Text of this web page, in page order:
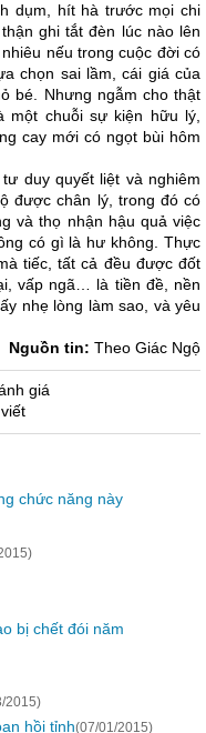
dụm, hít hà trước mọi chi
ghi tắt đèn lúc nào lên
nếu trong cuộc đời có
chọn sai lầm, cái giá của
bé. Nhưng ngẫm cho thật
chuỗi sự kiện hữu lý,
cay mới có ngọt bùi hôm
duy quyết liệt và nghiêm
được chân lý, trong đó có
và thọ nhận hậu quả việc
có gì là hư không. Thực
tiếc, tất cả đều được đốt
vấp ngã… là tiền đề, nền
nhẹ lòng làm sao, và yêu
Nguồn tin: Theo Giác Ngộ
giá
chức năng này
bị chết đói năm
2015)
hồi tỉnh(07/01/2015)